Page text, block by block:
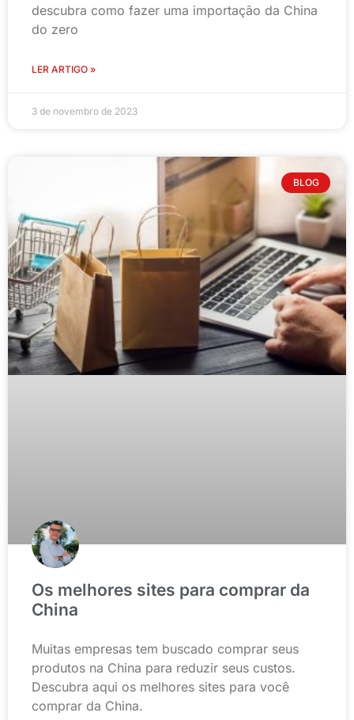
descubra como fazer uma importação da China
do zero
LER ARTIGO »
3 de novembro de 2023
BLOG
Os melhores sites para comprar da
China
Muitas empresas tem buscado comprar seus
produtos na China para reduzir seus custos.
Descubra aqui os melhores sites para você
comprar da China.